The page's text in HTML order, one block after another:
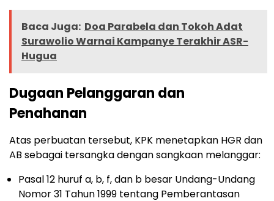
Baca Juga: Doa Parabela dan Tokoh Adat
Surawolio Warnai Kampanye Terakhir ASR-
Hugua
Dugaan Pelanggaran dan
Penahanan
Atas perbuatan tersebut, KPK menetapkan HGR dan
AB sebagai tersangka dengan sangkaan melanggar:
Pasal 12 huruf a, b, f, dan b besar Undang-Undang
Nomor 31 Tahun 1999 tentang Pemberantasan